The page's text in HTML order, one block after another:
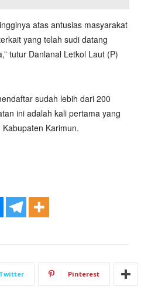
atas antusias masyarakat
yang telah sudi datang
tutur Danlanal Letkol Laut (P)
sudah lebih dari 200
ini adalah kali pertama yang
Karimun.
Twitter Pinterest